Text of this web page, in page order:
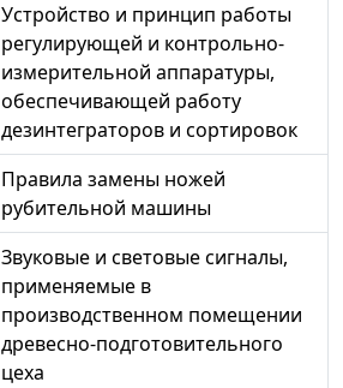
Устройство и принцип работы
регулирующей и контрольно-
измерительной аппаратуры,
обеспечивающей работу
дезинтеграторов и сортировок
Правила замены ножей
рубительной машины
Звуковые и световые сигналы,
применяемые в
производственном помещении
древесно-подготовительного
цеха